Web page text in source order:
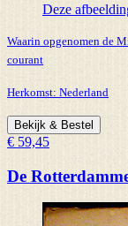
Deze
Waarin opgenomen de
courant
Herkomst: Nederland
Bekijk & Bestel
€ 59,45
De